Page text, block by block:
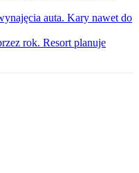
auta. Kary nawet do
rok. Resort planuje